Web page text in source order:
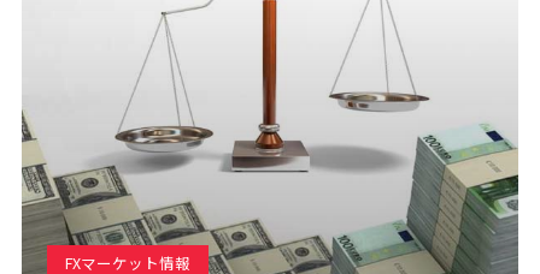
FXマーケット情報